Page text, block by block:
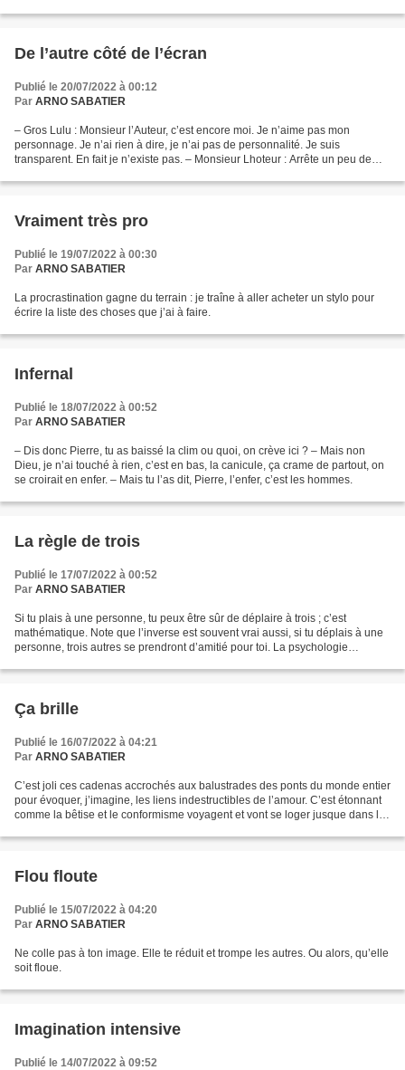
De l’autre côté de l’écran
Publié le 20/07/2022 à 00:12
Par ARNO SABATIER
– Gros Lulu : Monsieur l’Auteur, c’est encore moi. Je n’aime pas mon
personnage. Je n’ai rien à dire, je n’ai pas de personnalité. Je suis
transparent. En fait je n’existe pas. – Monsieur Lhoteur : Arrête un peu de
Vraiment très pro
Publié le 19/07/2022 à 00:30
Par ARNO SABATIER
La procrastination gagne du terrain : je traîne à aller acheter un stylo pour
écrire la liste des choses que j’ai à faire.
Infernal
Publié le 18/07/2022 à 00:52
Par ARNO SABATIER
– Dis donc Pierre, tu as baissé la clim ou quoi, on crève ici ? – Mais non
Dieu, je n’ai touché à rien, c’est en bas, la canicule, ça crame de partout, on
se croirait en enfer. – Mais tu l’as dit, Pierre, l’enfer, c’est les hommes.
La règle de trois
Publié le 17/07/2022 à 00:52
Par ARNO SABATIER
Si tu plais à une personne, tu peux être sûr de déplaire à trois ; c’est
mathématique. Note que l’inverse est souvent vrai aussi, si tu déplais à une
personne, trois autres se prendront d’amitié pour toi. La psychologie
Ça brille
Publié le 16/07/2022 à 04:21
Par ARNO SABATIER
C’est joli ces cadenas accrochés aux balustrades des ponts du monde entier
pour évoquer, j’imagine, les liens indestructibles de l’amour. C’est étonnant
comme la bêtise et le conformisme voyagent et vont se loger jusque dans le
Flou floute
Publié le 15/07/2022 à 04:20
Par ARNO SABATIER
Ne colle pas à ton image. Elle te réduit et trompe les autres. Ou alors, qu’elle
soit floue.
Imagination intensive
Publié le 14/07/2022 à 09:52